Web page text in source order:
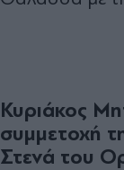
Κυριάκος
συμμετοχή
Στενά του